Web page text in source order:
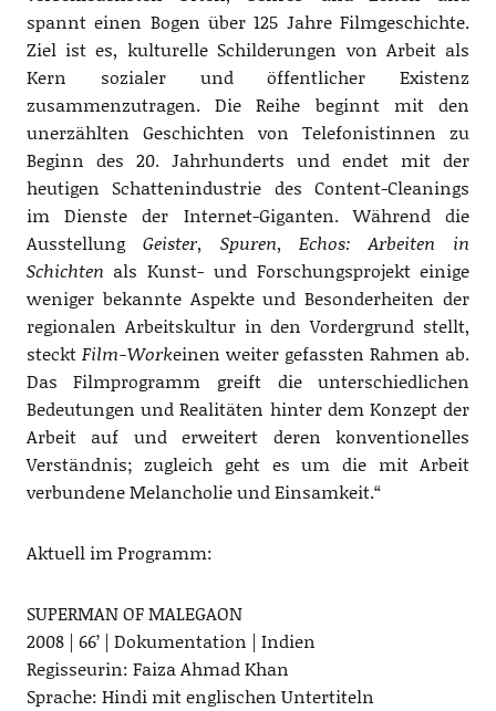
spannt einen Bogen über 125 Jahre Filmgeschichte.
Ziel ist es, kulturelle Schilderungen von Arbeit als
Kern sozialer und öffentlicher Existenz
zusammenzutragen. Die Reihe beginnt mit den
unerzählten Geschichten von Telefonistinnen zu
Beginn des 20. Jahrhunderts und endet mit der
heutigen Schattenindustrie des Content-Cleanings
im Dienste der Internet-Giganten. Während die
Ausstellung Geister, Spuren, Echos: Arbeiten in
Schichten als Kunst- und Forschungsprojekt einige
weniger bekannte Aspekte und Besonderheiten der
regionalen Arbeitskultur in den Vordergrund stellt,
steckt Film-Workeinen weiter gefassten Rahmen ab.
Das Filmprogramm greift die unterschiedlichen
Bedeutungen und Realitäten hinter dem Konzept der
Arbeit auf und erweitert deren konventionelles
Verständnis; zugleich geht es um die mit Arbeit
verbundene Melancholie und Einsamkeit.“
Aktuell im Programm:
SUPERMAN OF MALEGAON
2008 | 66’ | Dokumentation | Indien
Regisseurin: Faiza Ahmad Khan
Sprache: Hindi mit englischen Untertiteln